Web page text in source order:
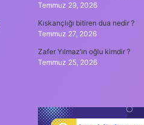
Temmuz 29, 2026
Kıskançlığı bitiren dua nedir ?
Temmuz 27, 2026
Zafer Yılmaz’ın oğlu kimdir ?
Temmuz 25, 2026